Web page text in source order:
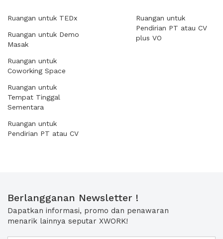
Ruangan untuk TEDx
Ruangan untuk Demo
Masak
Ruangan untuk
Coworking Space
Ruangan untuk
Tempat Tinggal
Sementara
Ruangan untuk
Pendirian PT atau CV
Ruangan untuk
Pendirian PT atau CV
plus VO
Berlangganan Newsletter !
Dapatkan informasi, promo dan penawaran
menarik lainnya seputar XWORK!